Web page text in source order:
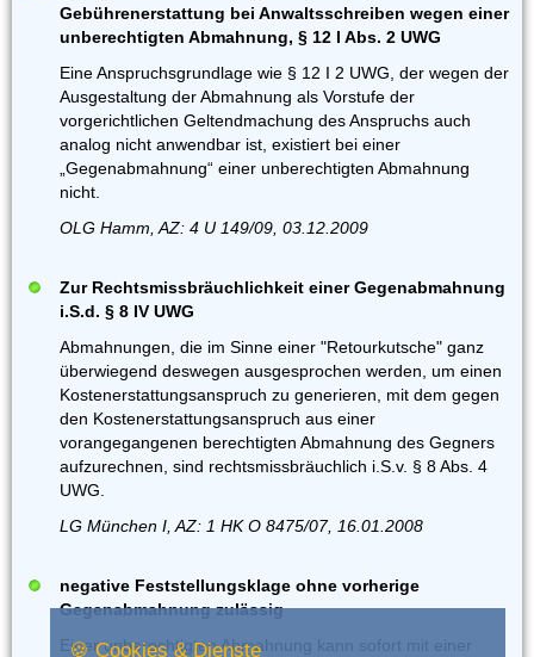
Gebührenerstattung bei Anwaltsschreiben wegen einer
unberechtigten Abmahnung, § 12 I Abs. 2 UWG
Eine Anspruchsgrundlage wie § 12 I 2 UWG, der wegen der
Ausgestaltung der Abmahnung als Vorstufe der
vorgerichtlichen Geltendmachung des Anspruchs auch
analog nicht anwendbar ist, existiert bei einer
„Gegenabmahnung“ einer unberechtigten Abmahnung
nicht.
OLG Hamm, AZ: 4 U 149/09, 03.12.2009
Zur Rechtsmissbräuchlichkeit einer Gegenabmahnung
i.S.d. § 8 IV UWG
Abmahnungen, die im Sinne einer "Retourkutsche" ganz
überwiegend deswegen ausgesprochen werden, um einen
Kostenerstattungsanspruch zu generieren, mit dem gegen
den Kostenerstattungsanspruch aus einer
vorangegangenen berechtigten Abmahnung des Gegners
aufzurechnen, sind rechtsmissbräuchlich i.S.v. § 8 Abs. 4
UWG.
LG München I, AZ: 1 HK O 8475/07, 16.01.2008
negative Feststellungsklage ohne vorherige
Gegenabmahnung zulässig
Einer unberechtigten Abmahnung kann sofort mit einer
🍪 Cookies & Dienste